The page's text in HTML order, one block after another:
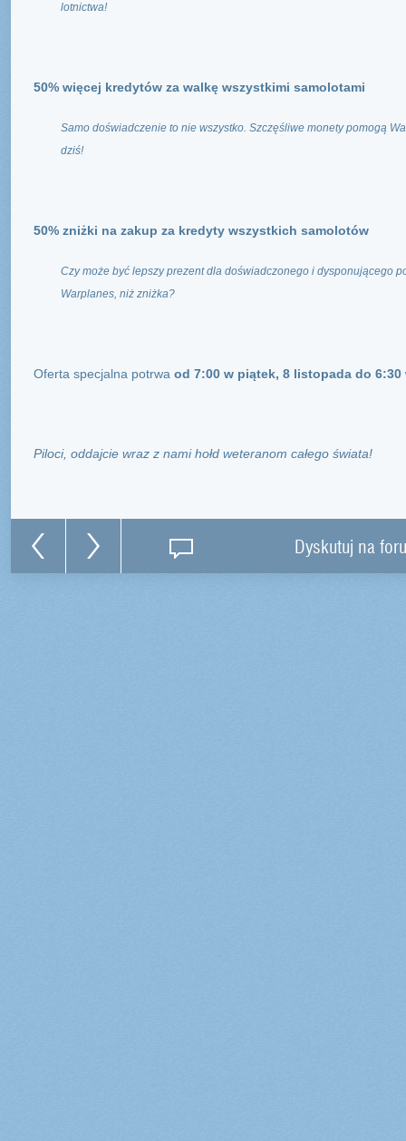
lotnictwa!
50% więcej kredytów za walkę wszystkimi samolotami
Samo doświadczenie to nie wszystko. Szczęśliwe monety pomogą
dziś!
50% zniżki na zakup za kredyty wszystkich samolotów
Czy może być lepszy prezent dla doświadczonego i dysponującego
Warplanes, niż zniżka?
Oferta specjalna potrwa od 7:00 w piątek, 8 listopada do 6:30
Piloci, oddajcie wraz z nami hołd weteranom całego świata!
Dyskutuj na